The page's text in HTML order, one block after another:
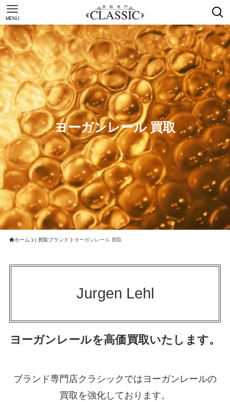
MENU
ヨーガンレール 買取
ホーム | 買取ブランド ヨーガンレール 買取
Jurgen Lehl
ヨーガンレールを高価買取いたします。
ブランド専門店クラシックではヨーガンレールの
買取を強化しております。